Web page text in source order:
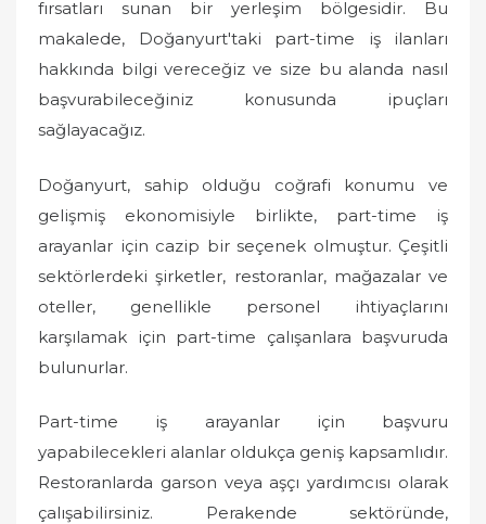
e
d
fırsatları sunan bir yerleşim bölgesidir. Bu
makalede, Doğanyurt'taki part-time iş ilanları
hakkında bilgi vereceğiz ve size bu alanda nasıl
başvurabileceğiniz konusunda ipuçları
sağlayacağız.
Doğanyurt, sahip olduğu coğrafi konumu ve
gelişmiş ekonomisiyle birlikte, part-time iş
arayanlar için cazip bir seçenek olmuştur. Çeşitli
sektörlerdeki şirketler, restoranlar, mağazalar ve
oteller, genellikle personel ihtiyaçlarını
karşılamak için part-time çalışanlara başvuruda
bulunurlar.
Part-time iş arayanlar için başvuru
yapabilecekleri alanlar oldukça geniş kapsamlıdır.
Restoranlarda garson veya aşçı yardımcısı olarak
çalışabilirsiniz. Perakende sektöründe,